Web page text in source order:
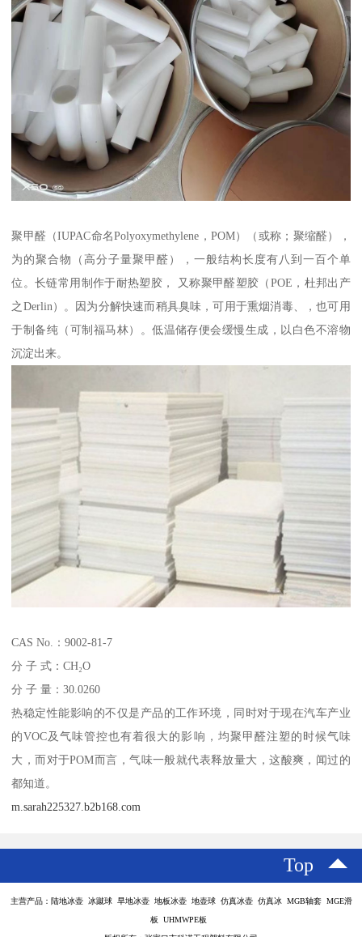
聚甲醛（IUPAC命名Polyoxymethylene，POM）（或称；聚缩醛），
为的聚合物（高分子量聚甲醛），一般结构长度有八到一百个单
位。长链常用制作于耐热塑胶， 又称聚甲醛塑胶（POE，杜邦出产
之Derlin）。因为分解快速而稍具臭味，可用于熏烟消毒、，也可用
于制备纯（可制福马林）。低温储存便会缓慢生成，以白色不溶物
沉淀出来。
CAS No.：9002-81-7
分 子 式：CH₂O
分 子 量：30.0260
热稳定性能影响的不仅是产品的工作环境，同时对于现在汽车产业
的VOC及气味管控也有着很大的影响，均聚甲醛注塑的时候气味
大，而对于POM而言，气味一般就代表释放量大，这酸爽，闻过的
都知道。
m.sarah225327.b2b168.com
Top
主营产品：陆地冰壶 冰蹴球 旱地冰壶 地板冰壶 地壶球 仿真冰壶 仿真冰 MGB轴套 MGE滑
板 UHMWPE板